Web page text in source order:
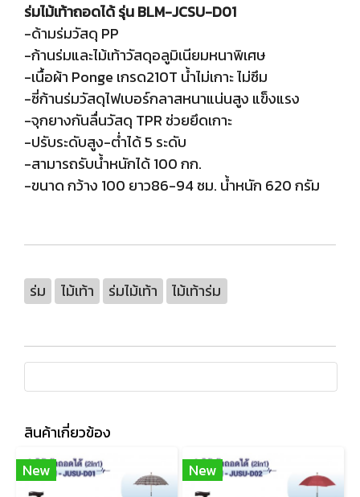
ร่มไม้เท้าถอดได้ รุ่น BLM-JCSU-D01
-ด้ามร่มวัสดุ PP
-ก้านร่มและไม้เท้าวัสดุอลูมิเนียมหนาพิเศษ
-เนื้อผ้า Ponge เกรด210T น้ำไม่เกาะ ไม่ซึม
-ซี่ก้านร่มวัสดุไฟเบอร์กลาสหนาแน่นสูง แข็งแรง
-จุกยางกันลื่นวัสดุ TPR ช่วยยึดเกาะ
-ปรับระดับสูง-ต่ำได้ 5 ระดับ
-สามารถรับน้ำหนักได้ 100 กก.
-ขนาด กว้าง 100 ยาว86-94 ซม. น้ำหนัก 620 กรัม
ร่ม ไม้เท้า ร่มไม้เท้า ไม้เท้าร่ม
สินค้าเกี่ยวข้อง
New
New